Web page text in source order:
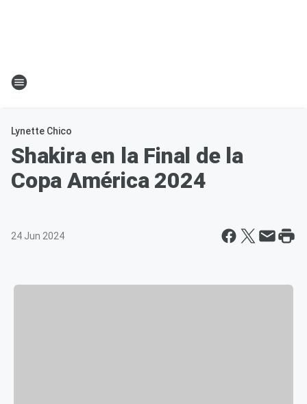
Lynette Chico
Shakira en la Final de la
Copa América 2024
24 Jun 2024